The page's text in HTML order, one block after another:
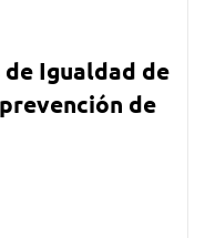
Igualdad de
de